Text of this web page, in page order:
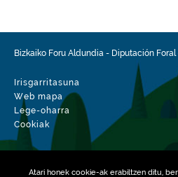
Atari honek cookie-ak erabiltzen ditu,
Datu-multzoaren aldaketa-
2026-02-15
Bizkaiko Foru Aldundia - Diputación
Irisgarritasuna
Web mapa
Lege-oharra
Cookiak